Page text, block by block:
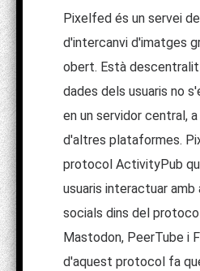
Pixelfed és un servei
d'intercanvi d'imatges
obert. Està
dades dels usuaris no
en un servidor central,
d'altres plataformes.
protocol ActivityPub
usuaris interactuar amb
socials dins del
Mastodon, PeerTube i
d'aquest protocol fa